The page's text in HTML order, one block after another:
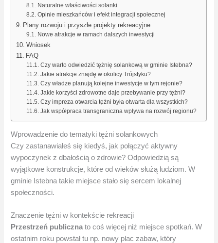
Naturalne właściwości solanki
Opinie mieszkańców i efekt integracji społecznej
Plany rozwoju i przyszłe projekty rekreacyjne
Nowe atrakcje w ramach dalszych inwestycji
Wniosek
FAQ
Czy warto odwiedzić tężnię solankową w gminie Istebna?
Jakie atrakcje znajdę w okolicy Trójstyku?
Czy władze planują kolejne inwestycje w tym rejonie?
Jakie korzyści zdrowotne daje przebywanie przy tężni?
Czy impreza otwarcia tężni była otwarta dla wszystkich?
Jak współpraca transgraniczna wpływa na rozwój regionu?
Wprowadzenie do tematyki tężni solankowych
Czy zastanawiałeś się kiedyś, jak połączyć aktywny
wypoczynek z dbałością o zdrowie? Odpowiedzią są
wyjątkowe konstrukcje, które od wieków służą ludziom. W
gminie Istebna takie miejsce stało się sercem lokalnej
społeczności.
Znaczenie tężni w kontekście rekreacji
Przestrzeń publiczna to coś więcej niż miejsce spotkań. W
ostatnim roku powstał tu np. nowy plac zabaw, który